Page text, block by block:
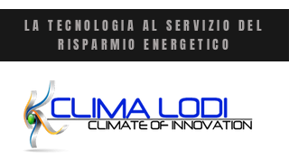
LA TECNOLOGIA AL SERVIZIO DEL
RISPARMIO ENERGETICO